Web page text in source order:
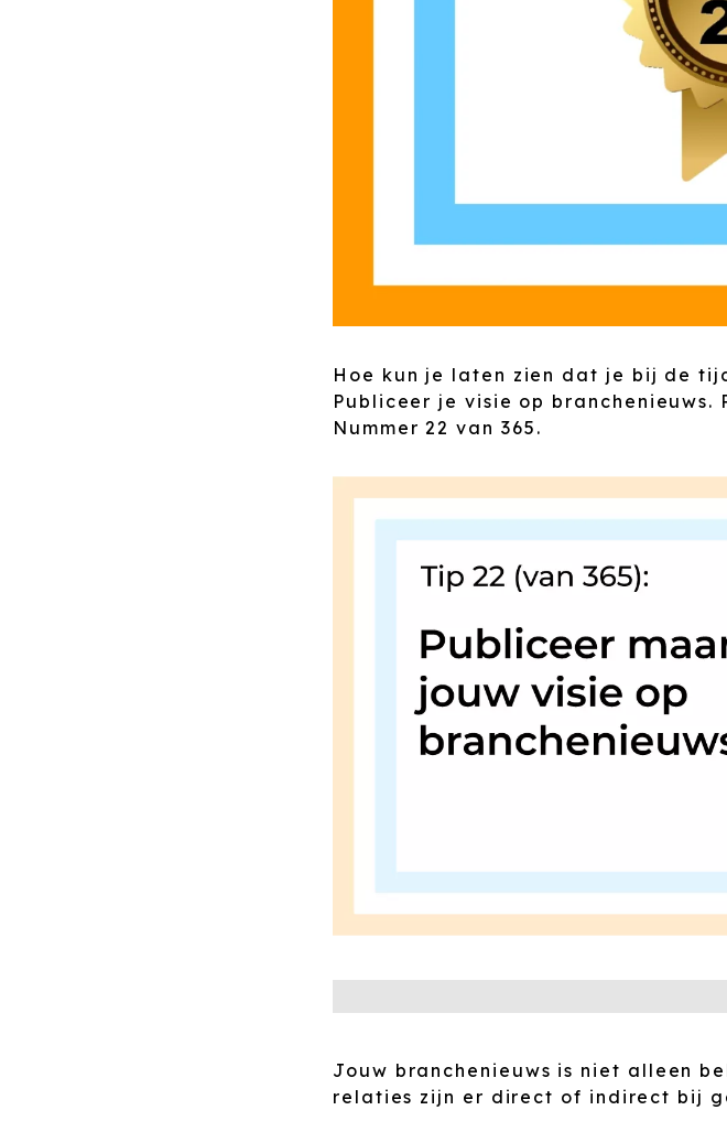
Hoe kun je laten zien dat je bij de
Publiceer je visie op
Nummer 22 van 365.
Jouw branchenieuws is niet alleen
relaties zijn er direct of indirect bij